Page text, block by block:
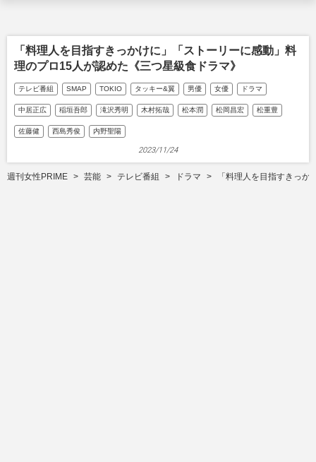
「料理人を目指すきっかけに」「ストーリーに感動」料
理のプロ15人が認めた《三つ星級食ドラマ》
テレビ番組 SMAP TOKIO タッキー&翼 男優 女優 ドラマ
中居正広 稲垣吾郎 滝沢秀明 木村拓哉 松本潤 松岡昌宏 松重豊
佐藤健 西島秀俊 内野聖陽
2023/11/24
週刊女性PRIME 芸能 テレビ番組 ドラマ 「料理人を目指すきっ